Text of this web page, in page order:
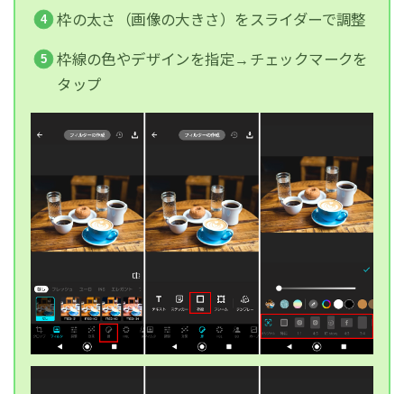
枠の太さ（画像の大きさ）をスライダーで調整
枠線の色やデザインを指定→チェックマークを
タップ